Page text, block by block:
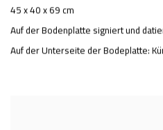
45 x 40 x 69 cm
Auf der Bodenplatte signiert und
Auf der Unterseite der Bodeplatte: